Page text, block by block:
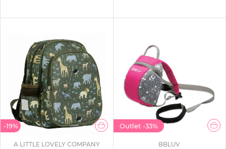
-19%
A LITTLE LOVELY COMPANY
Outlet -33%
BBLUV